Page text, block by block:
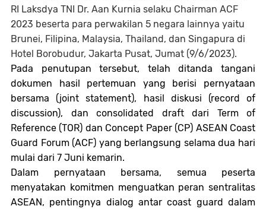
RI Laksdya TNI Dr. Aan Kurnia selaku Chairman ACF
2023 beserta para perwakilan 5 negara lainnya yaitu
Brunei, Filipina, Malaysia, Thailand, dan Singapura di
Hotel Borobudur, Jakarta Pusat, Jumat (9/6/2023).
Pada penutupan tersebut, telah ditanda tangani
dokumen hasil pertemuan yang berisi pernyataan
bersama (joint statement), hasil diskusi (record of
discussion), dan consolidated draft dari Term of
Reference (TOR) dan Concept Paper (CP) ASEAN Coast
Guard Forum (ACF) yang berlangsung selama dua hari
mulai dari 7 Juni kemarin.
Dalam pernyataan bersama, semua peserta
menyatakan komitmen menguatkan peran sentralitas
ASEAN, pentingnya dialog antar coast guard dalam